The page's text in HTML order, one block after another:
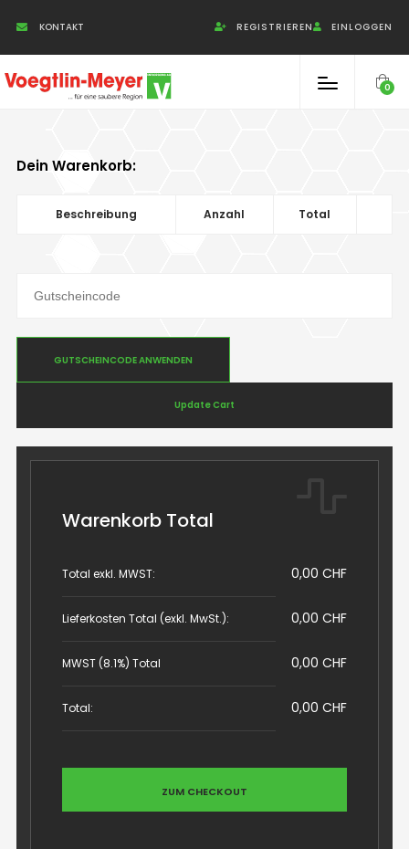
KONTAKT EINLOGGEN
REGISTRIEREN
0
Dein Warenkorb:
Beschreibung Anzahl Total
GUTSCHEINCODE ANWENDEN
Update Cart
Warenkorb Total
Total exkl. MWST: 0,00 CHF
Lieferkosten Total (exkl. MwSt.): 0,00 CHF
MWST (8.1%) Total 0,00 CHF
Total: 0,00 CHF
ZUM CHECKOUT